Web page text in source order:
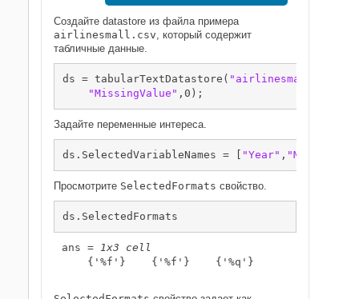
Создайте datastore из файла примера
airlinesmall.csv, который содержит
табличные данные.
ds = tabularTextDatastore( "airlinesmall.csv"
"MissingValue" ,0);
Задайте переменные интереса.
ds.SelectedVariableNames = [ "Year" , "Month"
Просмотрите SelectedFormats свойство.
ds.SelectedFormats
ans = 1x3 cell
    {'%f'}    {'%f'}    {'%q'}